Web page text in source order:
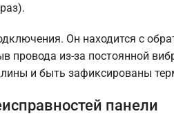
Он находится с
провода из-за постоянной
и быть зафиксированы
панели